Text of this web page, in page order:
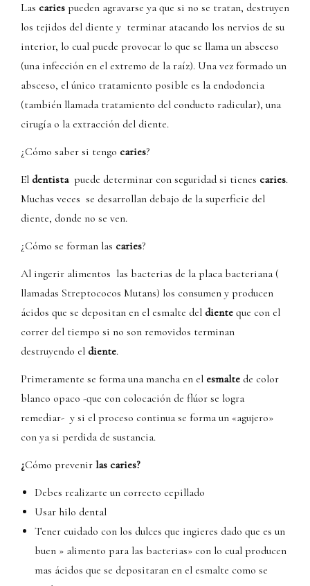
Las caries pueden agravarse ya que si no se tratan, destruyen
los tejidos del diente y terminar atacando los nervios de su
interior, lo cual puede provocar lo que se llama un absceso
(una infección en el extremo de la raíz). Una vez formado un
absceso, el único tratamiento posible es la endodoncia
(también llamada tratamiento del conducto radicular), una
cirugía o la extracción del diente.
¿Cómo saber si tengo caries?
El dentistapuede determinar con seguridad si tienes caries.
Muchas veces se desarrollan debajo de la superficie del
diente, donde no se ven.
¿Cómo se forman las caries?
Al ingerir alimentos las bacterias de la placa bacteriana (
llamadas Streptococos Mutans) los consumen y producen
ácidos que se depositan en el esmalte del diente que con el
correr del tiempo si no son removidos terminan
destruyendo el diente.
Primeramente se forma una mancha en el esmalte de color
blanco opaco -que con colocación de flúor se logra
remediar- y si el proceso continua se forma un «agujero»
con ya si perdida de sustancia.
¿Cómo prevenir las caries?
Debes realizarte un correcto cepillado
Usar hilo dental
Tener cuidado con los dulces que ingieres dado que es un
buen » alimento para las bacterias» con lo cual producen
mas ácidos que se depositaran en el esmalte como se